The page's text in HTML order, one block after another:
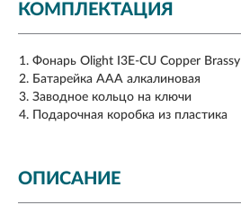
КОМПЛЕКТАЦИЯ
Фонарь Olight I3E-CU Copper Brassy
Батарейка AAA алкалиновая
Заводное кольцо на ключи
Подарочная коробка из пластика
ОПИСАНИЕ